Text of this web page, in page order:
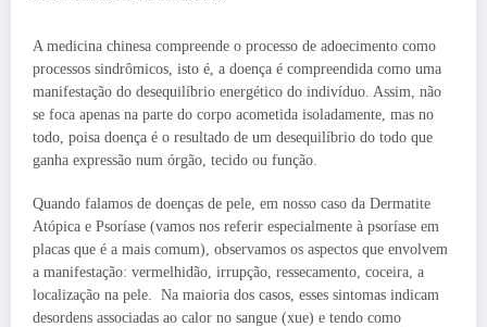
A medicina chinesa compreende o processo de adoecimento como
processos sindrômicos, isto é, a doença é compreendida como uma
manifestação do desequilíbrio energético do indivíduo. Assim, não
se foca apenas na parte do corpo acometida isoladamente, mas no
todo, poisa doença é o resultado de um desequilíbrio do todo que
ganha expressão num órgão, tecido ou função.
Quando falamos de doenças de pele, em nosso caso da Dermatite
Atópica e Psoríase (vamos nos referir especialmente à psoríase em
placas que é a mais comum), observamos os aspectos que envolvem
a manifestação: vermelhidão, irrupção, ressecamento, coceira, a
localização na pele. Na maioria dos casos, esses sintomas indicam
desordens associadas ao calor no sangue (xue) e tendo como